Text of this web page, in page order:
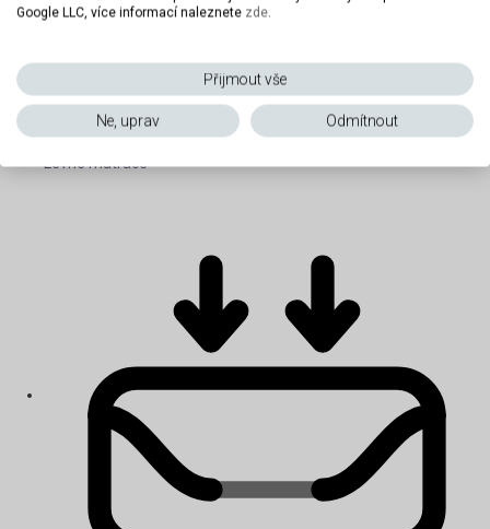
Levné matrace
Google LLC, více informací naleznete zde.
Přijmout vše
Ne, uprav Odmítnout